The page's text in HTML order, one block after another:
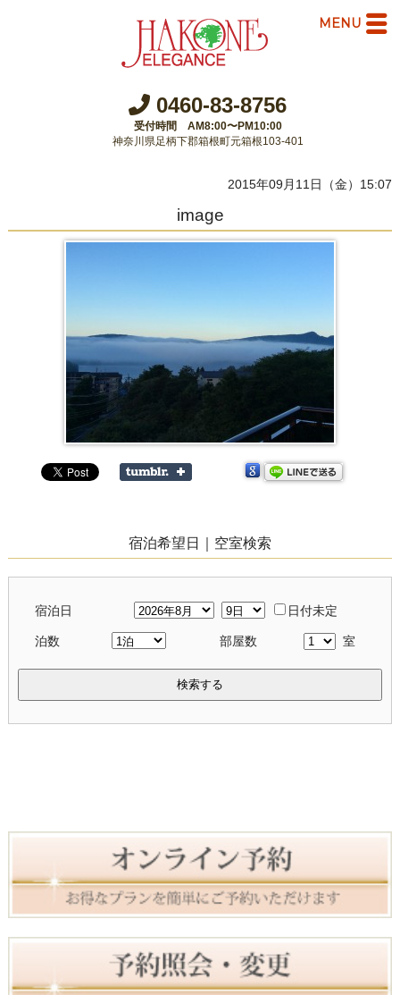
0460-83-8756
受付時間 AM8:00〜PM10:00
神奈川県足柄下郡箱根町元箱根103-401
2015年09月11日（金）15:07
image
宿泊希望日｜空室検索
宿泊日 日付未定
泊数 部屋数 室
検索する
MENU